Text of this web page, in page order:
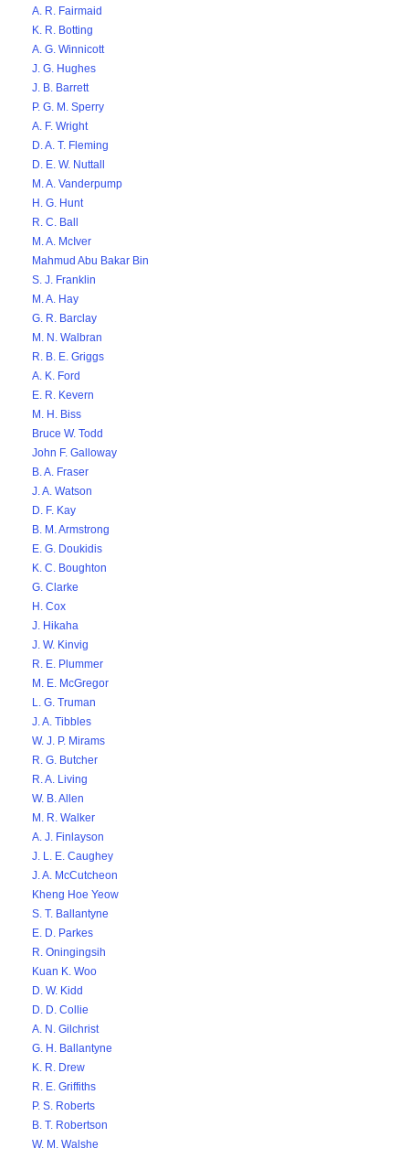
A. R. Fairmaid
K. R. Botting
A. G. Winnicott
J. G. Hughes
J. B. Barrett
P. G. M. Sperry
A. F. Wright
D. A. T. Fleming
D. E. W. Nuttall
M. A. Vanderpump
H. G. Hunt
R. C. Ball
M. A. McIver
Mahmud Abu Bakar Bin
S. J. Franklin
M. A. Hay
G. R. Barclay
M. N. Walbran
R. B. E. Griggs
A. K. Ford
E. R. Kevern
M. H. Biss
Bruce W. Todd
John F. Galloway
B. A. Fraser
J. A. Watson
D. F. Kay
B. M. Armstrong
E. G. Doukidis
K. C. Boughton
G. Clarke
H. Cox
J. Hikaha
J. W. Kinvig
R. E. Plummer
M. E. McGregor
L. G. Truman
J. A. Tibbles
W. J. P. Mirams
R. G. Butcher
R. A. Living
W. B. Allen
M. R. Walker
A. J. Finlayson
J. L. E. Caughey
J. A. McCutcheon
Kheng Hoe Yeow
S. T. Ballantyne
E. D. Parkes
R. Oningingsih
Kuan K. Woo
D. W. Kidd
D. D. Collie
A. N. Gilchrist
G. H. Ballantyne
K. R. Drew
R. E. Griffiths
P. S. Roberts
B. T. Robertson
W. M. Walshe